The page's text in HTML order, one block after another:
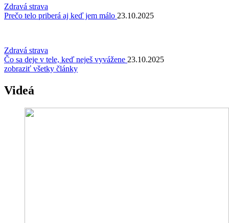
Zdravá strava
Prečo telo priberá aj keď jem málo 23.10.2025
Zdravá strava
Čo sa deje v tele, keď neješ vyvážene 23.10.2025
zobraziť všetky články
Videá